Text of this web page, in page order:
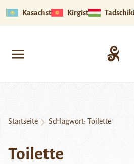
Kasachstan Kirgistan
Startseite Schlagwort: Toilette
Toilette